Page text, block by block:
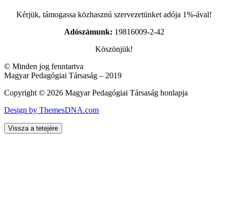
Kérjük, támogassa közhasznú szervezetünket adója 1%-ával!
Adószámunk: 19816009-2-42
Köszönjük!
© Minden jog fenntartva
Magyar Pedagógiai Társaság – 2019
Copyright © 2026 Magyar Pedagógiai Társaság honlapja
Design by ThemesDNA.com
Vissza a tetejére